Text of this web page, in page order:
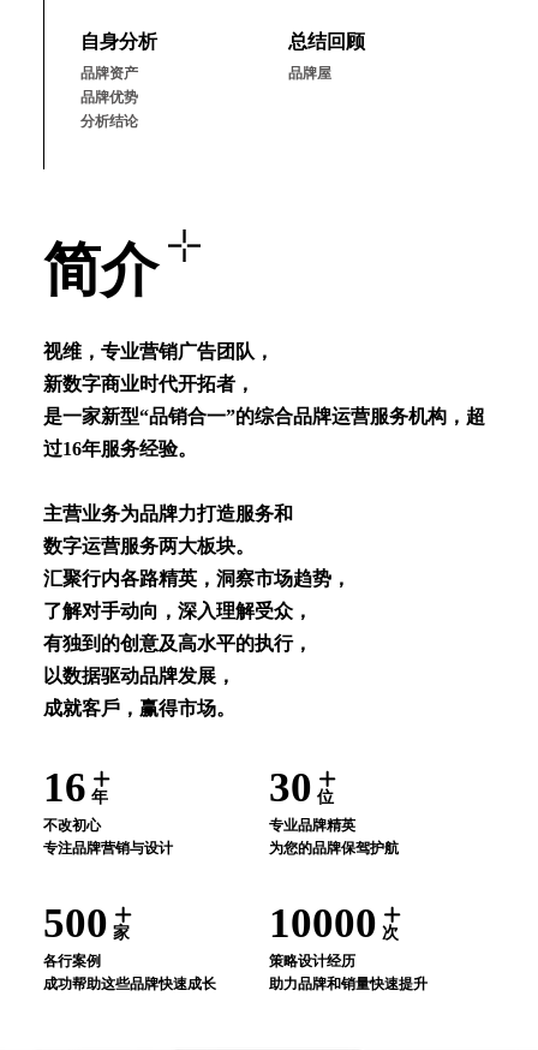
⾃⾝分析
品牌资产
品牌优势
分析结论
总结回顾
品牌屋
简介
视维，专业营销⼴告团队，
新数字商业时代开拓者，
是⼀家新型“品销合⼀”的综合品牌运营服务机构，超
过16年服务经验。
主营业务为品牌⼒打造服务和
数字运营服务两⼤板块。
汇聚⾏内各路精英，洞察市场趋势，
了解对⼿动向，深⼊理解受众，
有独到的创意及⾼⽔平的执⾏，
以数据驱动品牌发展，
成就客⼾，赢得市场。
16 年
不改初⼼
专注品牌营销与设计
30 位
专业品牌精英
为您的品牌保驾护航
500 家
各⾏案例
成功帮助这些品牌快速成⻓
10000 次
策略设计经历
助⼒品牌和销量快速提升